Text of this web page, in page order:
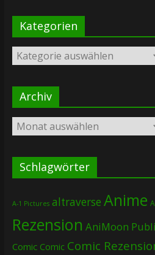
Kategorien
Kategorien
Archiv
Archiv
Schlagwörter
A-1 Pictures altraverse Anime
Rezension AniMoon
Comic Comic Comic